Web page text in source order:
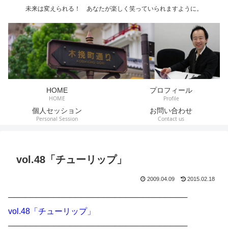
未来は変えられる！ あなたが楽しく笑っていられますように。
HOME
HOME
プロフィール
Profile
個人セッション
Personal Session
お問い合わせ
Contact us
vol.48「チューリップ」
2009.04.09 2015.02.18
────────────────────────────────
vol.48「チューリップ」
────────────────────────────────